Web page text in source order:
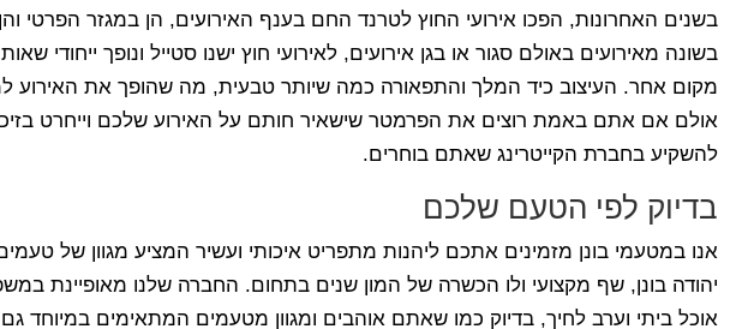
בשנים האחרונות, הפכו אירועי החוץ לטרנד החם בענף האירועים, הן במגזר הפרטי
בשונה מאירועים באולם סגור או בגן אירועים, לאירועי חוץ ישנו סטייל ונופך ייחודי
מקום אחר. העיצוב כיד המלך והתפאורה כמה שיותר טבעית, מה שהופך את האירוע
אולם אם אתם באמת רוצים את הפרמטר שישאיר חותם על האירוע שלכם וייחרט
להשקיע בחברת הקייטרינג שאתם בוחרים.
בדיוק לפי הטעם שלכם
אנו במטעמי בונן מזמינים אתכם ליהנות מתפריט איכותי ועשיר המציע מגוון של
יהודה בונן, שף מקצועי ולו הכשרה של המון שנים בתחום. החברה שלנו מאופיינת
אוכל ביתי וערב לחיך, בדיוק כמו שאתם אוהבים ומגוון מטעמים המתאימים במיוחד גם